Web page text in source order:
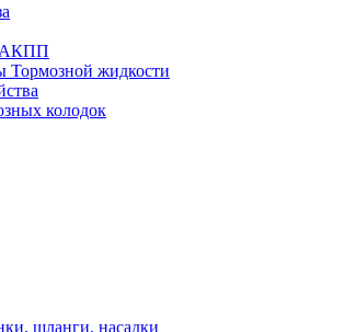
АКПП
Тормозной жидкости
колодок
шланги, насадки